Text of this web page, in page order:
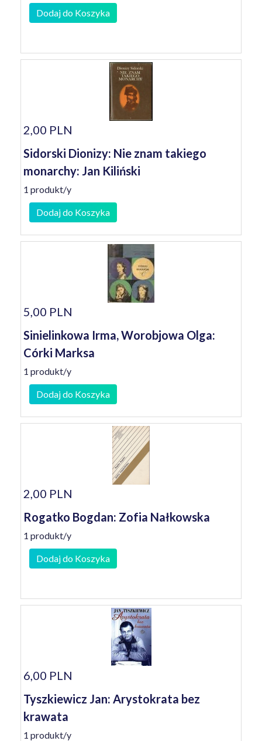
Dodaj do Koszyka
2,00 PLN
Sidorski Dionizy: Nie znam takiego
monarchy: Jan Kiliński
1 produkt/y
Dodaj do Koszyka
5,00 PLN
Sinielinkowa Irma, Worobjowa Olga:
Córki Marksa
1 produkt/y
Dodaj do Koszyka
2,00 PLN
Rogatko Bogdan: Zofia Nałkowska
1 produkt/y
Dodaj do Koszyka
6,00 PLN
Tyszkiewicz Jan: Arystokrata bez
krawata
1 produkt/y